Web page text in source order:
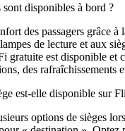
disponibles à bord ?
des passagers grâce à
de lecture et aux
gratuite est disponible et
des rafraîchissements
est-elle disponible sur
options de sièges